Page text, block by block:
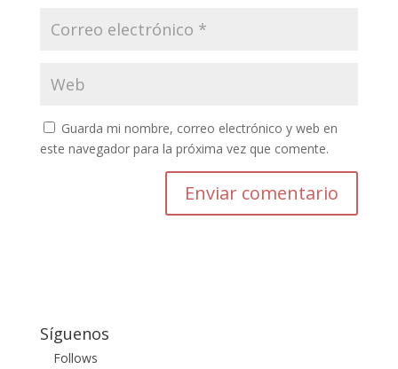
Guarda mi nombre, correo electrónico y web en
este navegador para la próxima vez que comente.
Enviar comentario
Síguenos
Follows